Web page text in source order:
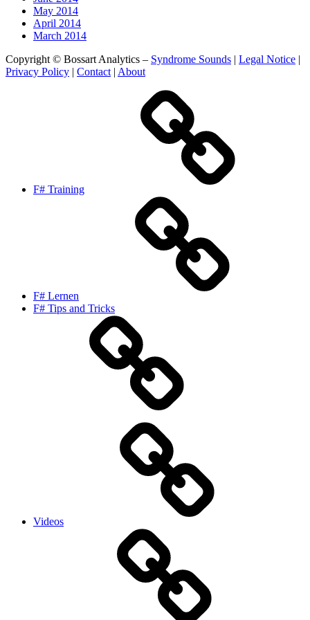
May 2014
April 2014
March 2014
Copyright © Bossart Analytics – Syndrome Sounds | Legal Notice |
Privacy Policy | Contact | About
F# Training
F# Lernen
F# Tips and Tricks
Videos